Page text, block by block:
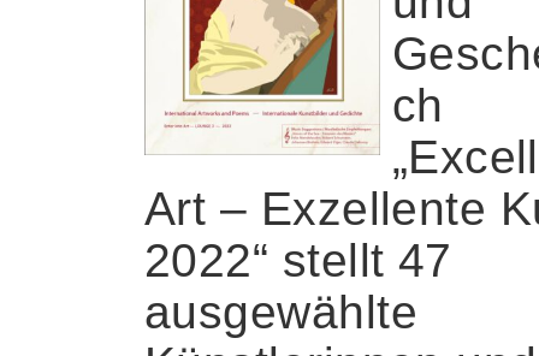
ch
Art – Exzellente
2022“ stellt 47
ausgewählte